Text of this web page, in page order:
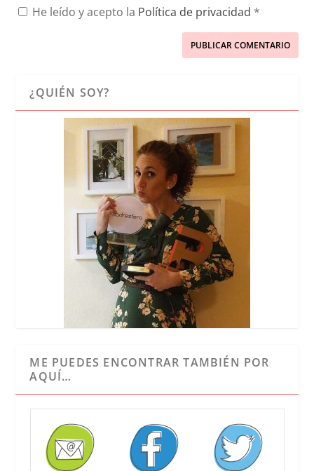
He leído y acepto la Política de privacidad *
¿QUIÉN SOY?
ME PUEDES ENCONTRAR TAMBIÉN POR
AQUÍ…